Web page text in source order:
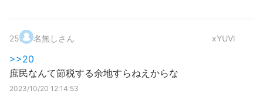
25. 名無しさん xYUVl
>>20
庶民なんて節税する余地すらねえからな
2023/10/20 12:14:53